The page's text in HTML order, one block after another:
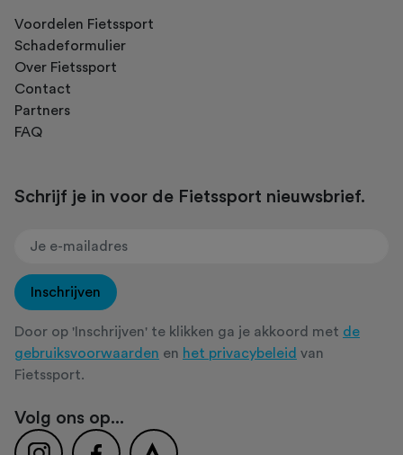
Voordelen Fietssport
Schadeformulier
Over Fietssport
Contact
Partners
FAQ
Schrijf je in voor de Fietssport nieuwsbrief.
Inschrijven
Door op 'Inschrijven' te klikken ga je akkoord met de
gebruiksvoorwaarden en het privacybeleid van
Fietssport.
Volg ons op...